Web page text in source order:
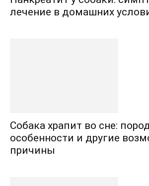
лечение в домашних
Собака храпит во сне:
особенности и другие
причины